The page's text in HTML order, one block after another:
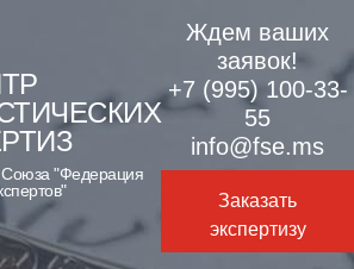
Союза "Федерация
Ждем ваших
заявок!
+7 (995) 100-33-
55
info@fse.ms
Заказать
экспертизу